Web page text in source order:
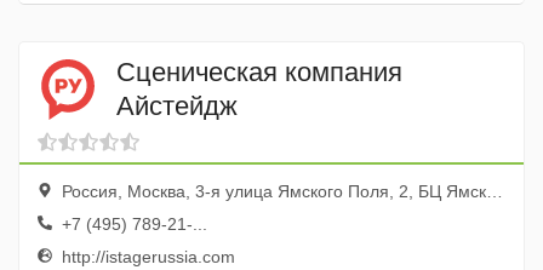
Сценическая компания
Айстейдж
Россия, Москва, 3-я улица Ямского Поля, 2, БЦ Ямское Поле, оф. 403
+7 (495) 789-21-...
http://istagerussia.com